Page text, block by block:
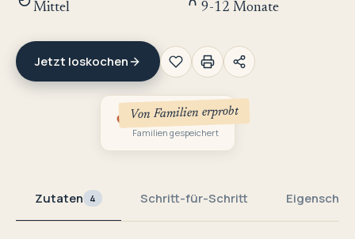
Mittel
9-12 Monate
Jetzt loskochen
Von Familien erprobt
1
Familien gespeichert
Zutaten 4 Schritt-für-Schritt